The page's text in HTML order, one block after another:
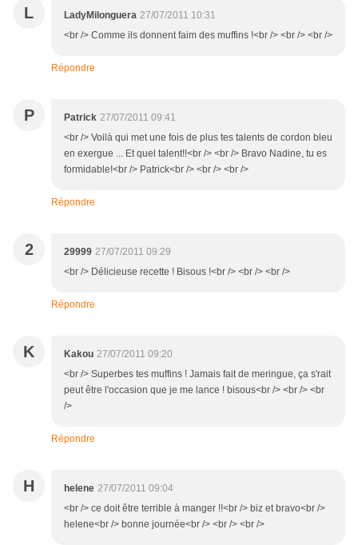
L LadyMilonguera 27/07/2011 10:31
<br /> Comme ils donnent faim des muffins !<br /> <br /> <br />
Répondre
P Patrick 27/07/2011 09:41
<br /> Voilà qui met une fois de plus tes talents de cordon bleu
en exergue ... Et quel talent!!<br /> <br /> Bravo Nadine, tu es
formidable!<br /> Patrick<br /> <br /> <br />
Répondre
2 29999 27/07/2011 09:29
<br /> Délicieuse recette ! Bisous !<br /> <br /> <br />
Répondre
K Kakou 27/07/2011 09:20
<br /> Superbes tes muffins ! Jamais fait de meringue, ça s'rait
peut être l'occasion que je me lance ! bisous<br /> <br /> <br
/>
Répondre
H helene 27/07/2011 09:04
<br /> ce doit être terrible à manger !!<br /> biz et bravo<br />
helene<br /> bonne journée<br /> <br /> <br />